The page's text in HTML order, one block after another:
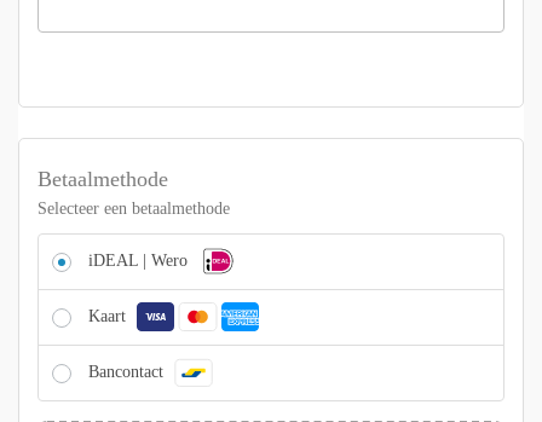
Betaalmethode
Selecteer een betaalmethode
iDEAL | Wero
Kaart
Bancontact